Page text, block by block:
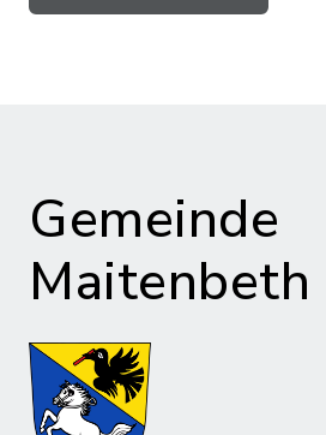
Gemeinde
Maitenbeth